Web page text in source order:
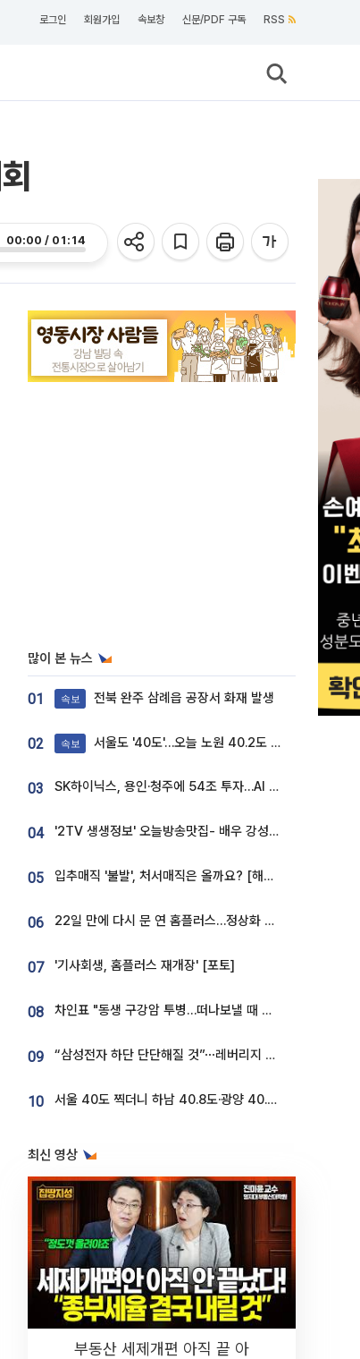
로그인 회원가입 속보창 신문/PDF 구독 RSS
00:00 / 01:14
많이 본 뉴스
01 속보 전북 완주 삼례읍 공장서 화재 발생
02 속보 서울도 '40도'…오늘 노원 40.2도 기록
03 SK하이닉스, 용인·청주에 54조 투자…AI 메모리 생산기지 키운다
04 '2TV 생생정보' 오늘방송맛집- 배우 강성진 단골! 쌀국수ㆍ푸팟퐁 커리 맛집 '블○○○'
05 입추매직 '불발', 처서매직은 올까요? [해시태그]
06 22일 만에 다시 문 연 홈플러스…정상화 바쁜데 재고 없어 ‘발동동’[가보니]
07 '기사회생, 홈플러스 재개장' [포토]
08 차인표 "동생 구강암 투병…떠나보낼 때 가장 힘들었다”
09 “삼성전자 하단 단단해질 것”⋯레버리지 규제에 쏠림 완화 [찐코노미]
10 서울 40도 찍더니 하남 40.8도·광양 40.2도…전국 '펄펄'
최신 영상
부동산 세제개편 아직 끝 아